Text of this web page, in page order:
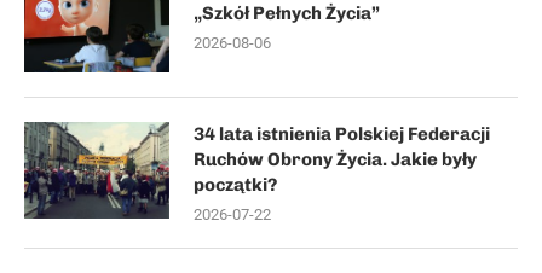
„Szkół Pełnych Życia”
2026-08-06
34 lata istnienia Polskiej Federacji
Ruchów Obrony Życia. Jakie były
początki?
2026-07-22